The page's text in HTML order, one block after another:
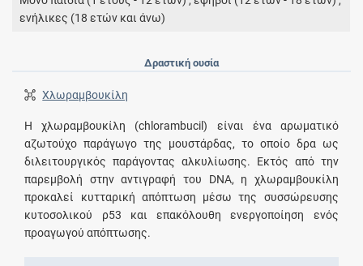
ενήλικες (18 ετών και άνω)
Δραστική ουσία
Χλωραμβουκίλη
Η χλωραμβουκίλη (chlorambucil) είναι ένα αρωματικό
αζωτούχο παράγωγο της μουστάρδας, το οποίο δρα ως
διλειτουργικός παράγοντας αλκυλίωσης. Εκτός από την
παρεμβολή στην αντιγραφή του DNA, η χλωραμβουκίλη
προκαλεί κυτταρική απόπτωση μέσω της συσσώρευσης
κυτοσολικού ρ53 και επακόλουθη ενεργοποίηση ενός
προαγωγού απόπτωσης.